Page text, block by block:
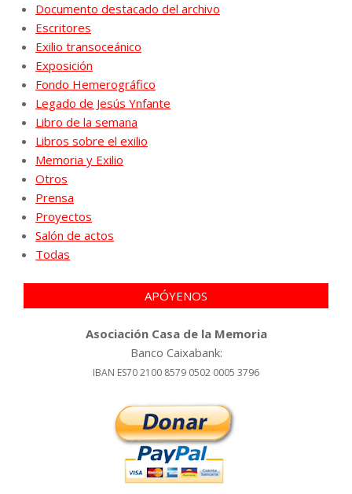
Documento destacado del archivo
Escritores
Exilio transoceánico
Exposición
Fondo Hemerográfico
Legado de Jesús Ynfante
Libro de la semana
Libros sobre el exilio
Memoria y Exilio
Otros
Prensa
Proyectos
Salón de actos
Todas
APÓYENOS
Asociación Casa de la Memoria
Banco Caixabank:
IBAN ES70 2100 8579 0502 0005 3796